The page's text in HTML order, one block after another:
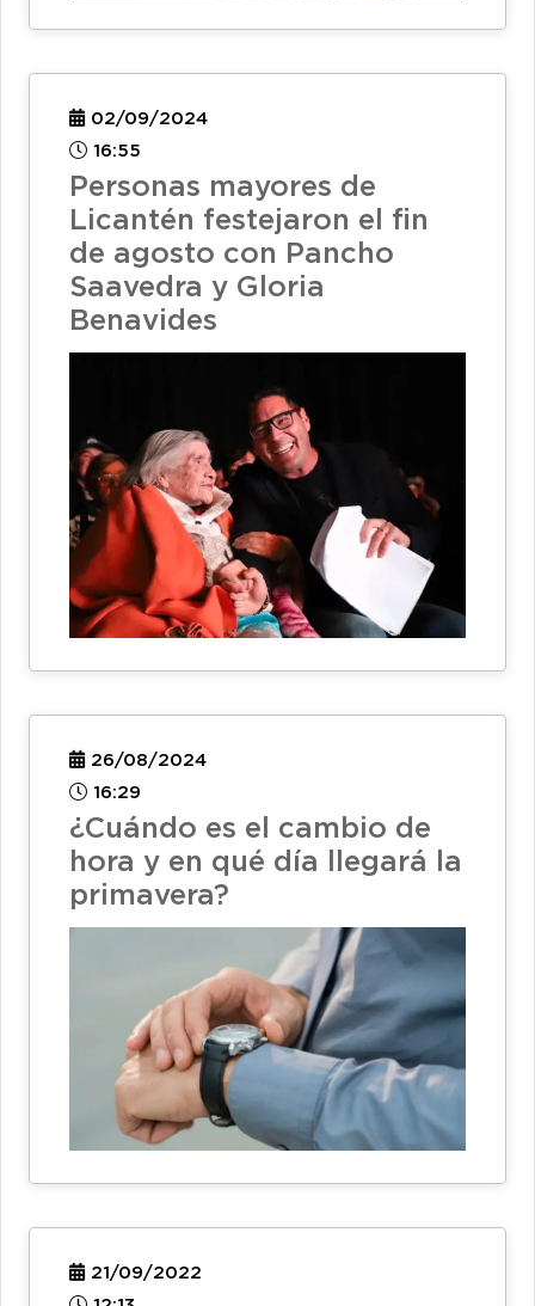
02/09/2024
16:55
Personas mayores de
Licantén festejaron el fin
de agosto con Pancho
Saavedra y Gloria
Benavides
26/08/2024
16:29
¿Cuándo es el cambio de
hora y en qué día llegará la
primavera?
21/09/2022